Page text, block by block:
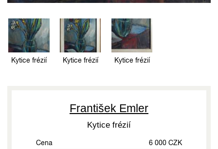
Kytice frézií Kytice frézií Kytice frézií
František Emler
Kytice frézií
Cena 6 000 CZK